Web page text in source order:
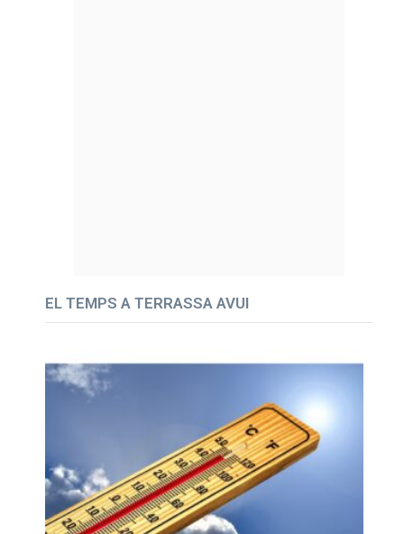
EL TEMPS A TERRASSA AVUI